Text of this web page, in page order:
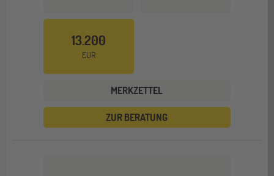
13.200
EUR
MERKZETTEL
ZUR BERATUNG